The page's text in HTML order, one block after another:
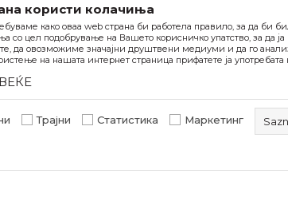
користи колачиња
како оваа web страна би работела правило, за да би
со цел подобрување на Вашето корисничко упатство, за да
да овозможиме значајни друштвени медиуми и да го
на нашата интернет страница прифатете ја употребата
Трајни Статистика Маркетинг